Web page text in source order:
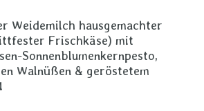
Weidemilch hausgemachter
Frischkäse) mit
Sonnenblumenkernpesto,
Walnüßen & geröstetem